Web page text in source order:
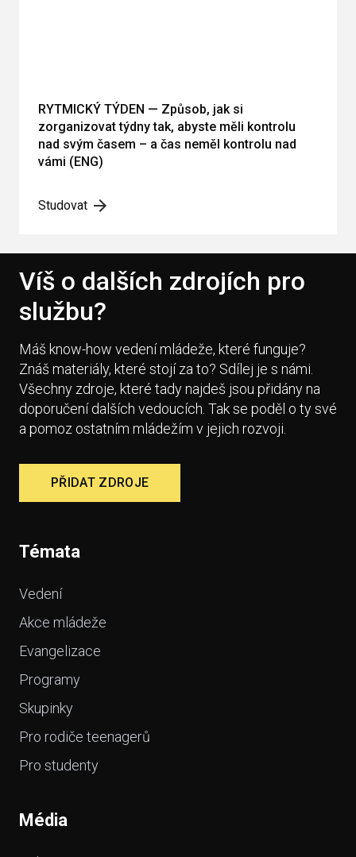
RYTMICKÝ TÝDEN — Způsob, jak si
zorganizovat týdny tak, abyste měli kontrolu
nad svým časem – a čas neměl kontrolu nad
vámi (ENG)
Studovat
Víš o dalších zdrojích pro
službu?
Máš know-how vedení mládeže, které funguje?
Znáš materiály, které stojí za to? Sdílej je s námi.
Všechny zdroje, které tady najdeš jsou přidány na
doporučení dalších vedoucích. Tak se poděl o ty své
a pomoz ostatním mládežím v jejich rozvoji.
PŘIDAT ZDROJE
Témata
Vedení
Akce mládeže
Evangelizace
Programy
Skupinky
Pro rodiče teenagerů
Pro studenty
Média